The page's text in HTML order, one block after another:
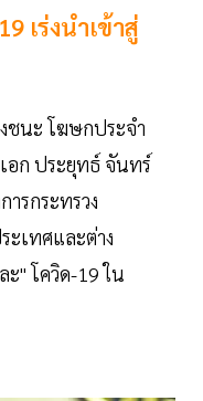
เร่งนำเข้าสู่
ชนะ โฆษกประจำ
อก ประยุทธ์ จันทร์
รกระทรวง
ะเทศและต่าง
ะ" โควิด-19 ใน